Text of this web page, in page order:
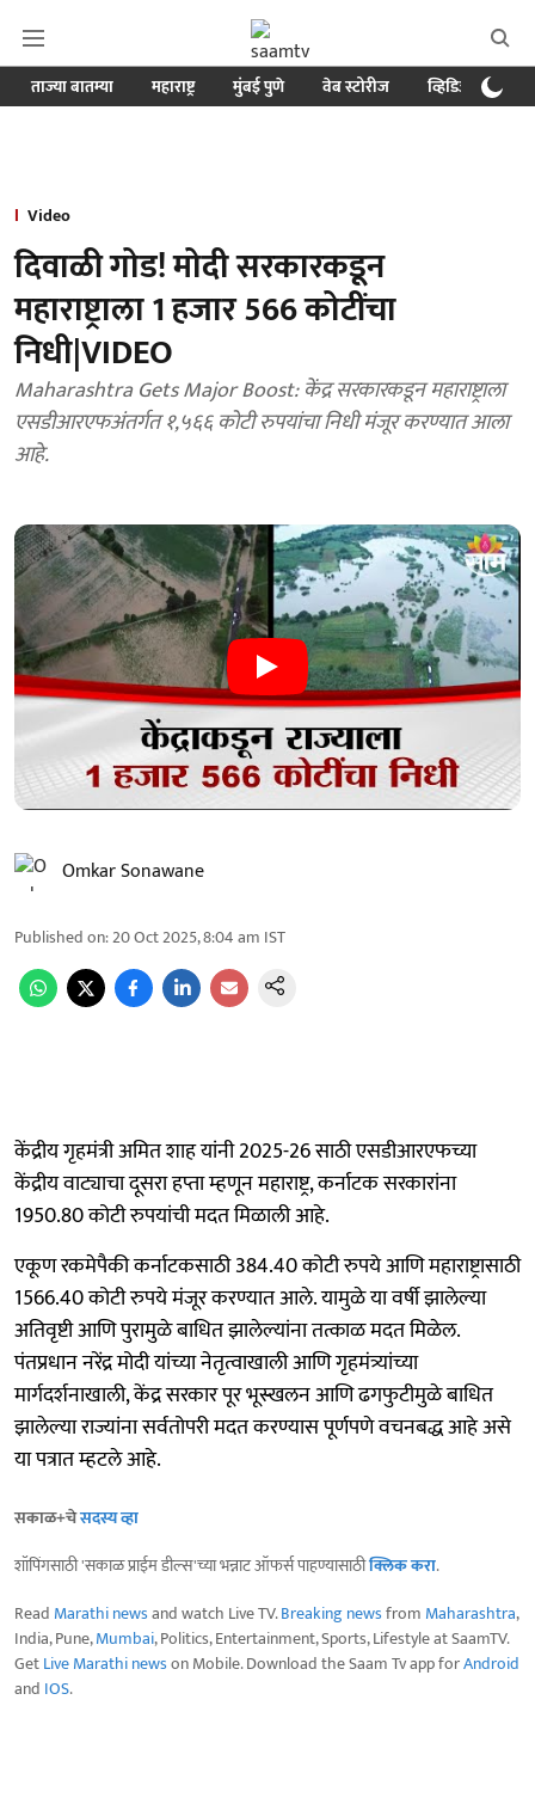
ताज्या बातम्या महाराष्ट्र मुंबई पुणे वेब स्टोरीज व्हिडिओ
Video
दिवाळी गोड! मोदी सरकारकडून
महाराष्ट्राला 1 हजार 566 कोटींचा
निधी|VIDEO
Maharashtra Gets Major Boost: केंद्र सरकारकडून महाराष्ट्राला
एसडीआरएफअंतर्गत १,५६६ कोटी रुपयांचा निधी मंजूर करण्यात आला
आहे.
Omkar Sonawane
Published on:20 Oct 2025, 8:04 am IST
केंद्रीय गृहमंत्री अमित शाह यांनी 2025-26 साठी एसडीआरएफच्या
केंद्रीय वाट्याचा दूसरा हप्ता म्हणून महाराष्ट्र, कर्नाटक सरकारांना
1950.80 कोटी रुपयांची मदत मिळाली आहे.
एकूण रकमेपैकी कर्नाटकसाठी 384.40 कोटी रुपये आणि महाराष्ट्रासाठी
1566.40 कोटी रुपये मंजूर करण्यात आले. यामुळे या वर्षी झालेल्या
अतिवृष्टी आणि पुरामुळे बाधित झालेल्यांना तत्काळ मदत मिळेल.
पंतप्रधान नरेंद्र मोदी यांच्या नेतृत्वाखाली आणि गृहमंत्र्यांच्या
मार्गदर्शनाखाली, केंद्र सरकार पूर भूस्खलन आणि ढगफुटीमुळे बाधित
झालेल्या राज्यांना सर्वतोपरी मदत करण्यास पूर्णपणे वचनबद्ध आहे असे
या पत्रात म्हटले आहे.
सकाळ+चेसदस्य व्हा
शॉपिंगसाठी 'सकाळ प्राईम डील्स'च्या भन्नाट ऑफर्स पाहण्यासाठीक्लिक करा.
Read Marathi newsand watch Live TV.Breaking newsfrom Maharashtra,
India, Pune,Mumbai, Politics, Entertainment, Sports, Lifestyle at SaamTV.
GetLive Marathi newson Mobile. Download the Saam Tv app forAndroid
and IOS.